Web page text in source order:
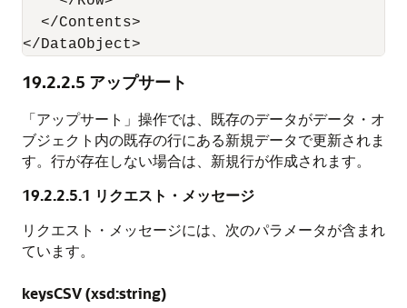
</Contents>
19.2.2.5 アップサート
「アップサート」操作では、既存のデータがデータ・オ
ブジェクト内の既存の行にある新規データで更新されま
す。行が存在しない場合は、新規行が作成されます。
19.2.2.5.1 リクエスト・メッセージ
リクエスト・メッセージには、次のパラメータが含まれ
ています。
keysCSV (xsd:string)